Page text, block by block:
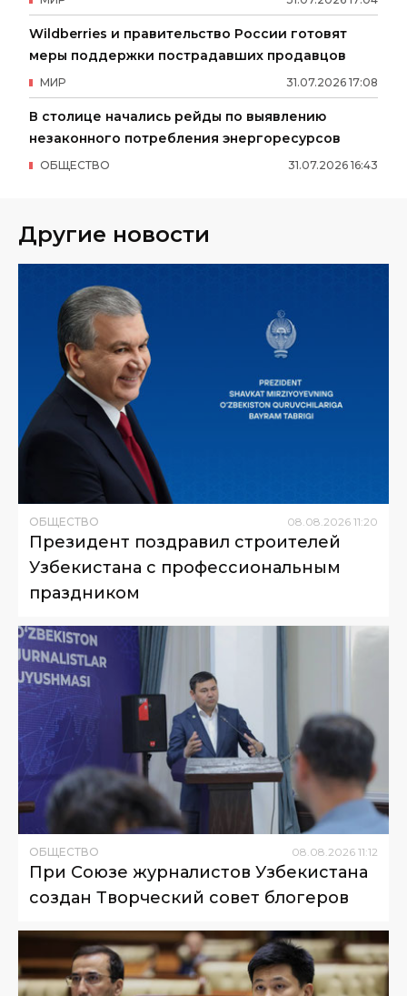
Wildberries и правительство России готовят
меры поддержки пострадавших продавцов
31.07.2026 17:08
МИР
В столице начались рейды по выявлению
незаконного потребления энергоресурсов
31.07.2026 16:43
ОБЩЕСТВО
Другие новости
ОБЩЕСТВО 08 08 2026 11:20
Президент поздравил строителей
Узбекистана с профессиональным
праздником
ОБЩЕСТВО 08.08.2026 11:12
При Союзе журналистов Узбекистана
создан Творческий совет блогеров